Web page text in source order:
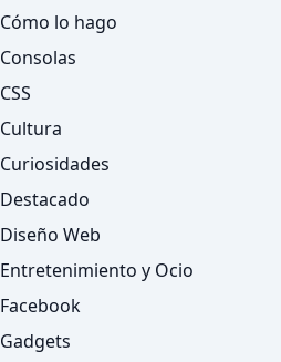
Cómo lo hago
Consolas
CSS
Cultura
Curiosidades
Destacado
Diseño Web
Entretenimiento y Ocio
Facebook
Gadgets